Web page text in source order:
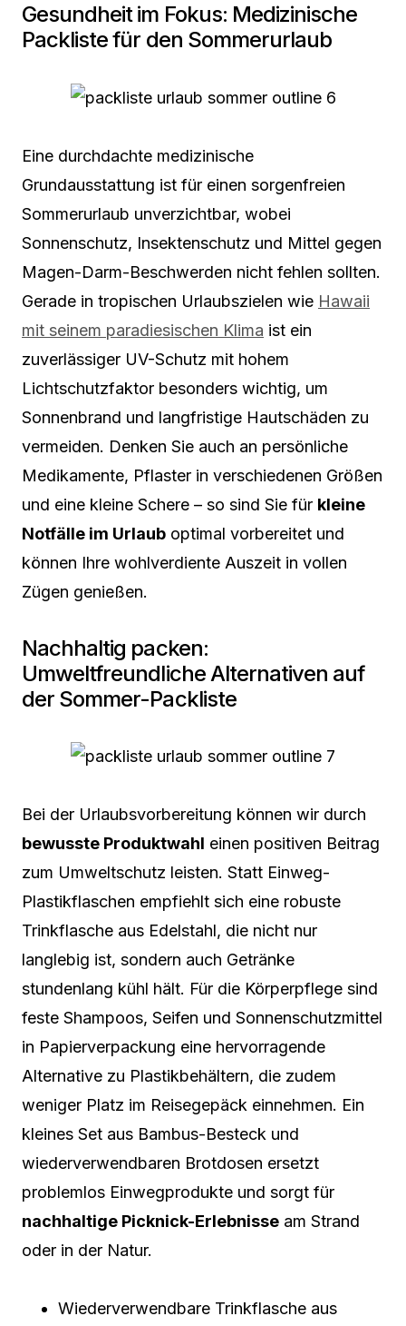
Gesundheit im Fokus: Medizinische
Packliste für den Sommerurlaub
Eine durchdachte medizinische
Grundausstattung ist für einen sorgenfreien
Sommerurlaub unverzichtbar, wobei
Sonnenschutz, Insektenschutz und Mittel gegen
Magen-Darm-Beschwerden nicht fehlen sollten.
Gerade in tropischen Urlaubszielen wie Hawaii
mit seinem paradiesischen Klima ist ein
zuverlässiger UV-Schutz mit hohem
Lichtschutzfaktor besonders wichtig, um
Sonnenbrand und langfristige Hautschäden zu
vermeiden. Denken Sie auch an persönliche
Medikamente, Pflaster in verschiedenen Größen
und eine kleine Schere – so sind Sie für kleine
Notfälle im Urlaub optimal vorbereitet und
können Ihre wohlverdiente Auszeit in vollen
Zügen genießen.
Nachhaltig packen:
Umweltfreundliche Alternativen auf
der Sommer-Packliste
Bei der Urlaubsvorbereitung können wir durch
bewusste Produktwahl einen positiven Beitrag
zum Umweltschutz leisten. Statt Einweg-
Plastikflaschen empfiehlt sich eine robuste
Trinkflasche aus Edelstahl, die nicht nur
langlebig ist, sondern auch Getränke
stundenlang kühl hält. Für die Körperpflege sind
feste Shampoos, Seifen und Sonnenschutzmittel
in Papierverpackung eine hervorragende
Alternative zu Plastikbehältern, die zudem
weniger Platz im Reisegepäck einnehmen. Ein
kleines Set aus Bambus-Besteck und
wiederverwendbaren Brotdosen ersetzt
problemlos Einwegprodukte und sorgt für
nachhaltige Picknick-Erlebnisse am Strand
oder in der Natur.
Wiederverwendbare Trinkflasche aus